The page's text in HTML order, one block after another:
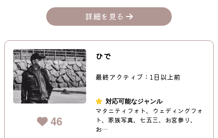
詳細を見る
46
ひで
最終アクティブ：1日以上前
対応可能なジャンル
マタニティフォト、ウェディングフォ
ト、家族写真、七五三、お宮参り、
お…